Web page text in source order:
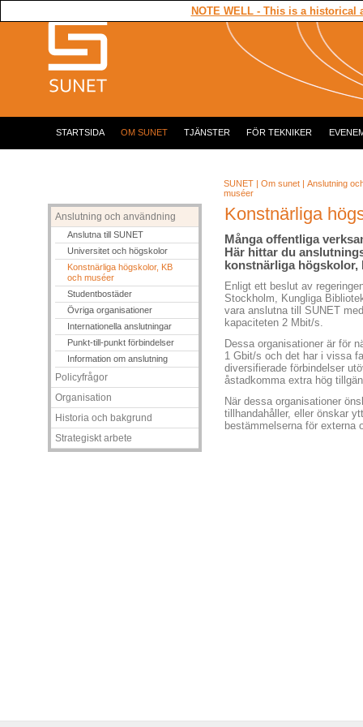
STARTSIDA OM SUNET TJÄNSTER FÖR TEKNIKER
SUNET | Om sunet | Anslutning
muséer
Anslutning och användning
Anslutna till SUNET
Universitet och högskolor
Konstnärliga högskolor, KB
och muséer
Studentbostäder
Övriga organisationer
Internationella anslutningar
Punkt-till-punkt förbindelser
Information om anslutning
Policyfrågor
Organisation
Historia och bakgrund
Strategiskt arbete
Konstnärliga
Många offentliga
Här hittar du
konstnärliga högskolor,
Enligt ett beslut av
Stockholm, Kungliga
vara anslutna till SUNET
kapaciteten 2 Mbit/s.
Dessa organisationer är för
1 Gbit/s och det har i vissa
diversifierade förbindelser
åstadkomma extra hög
När dessa organisationer
tillhandahåller, eller önskar
bestämmelserna för externa
NOTE WELL - This is a